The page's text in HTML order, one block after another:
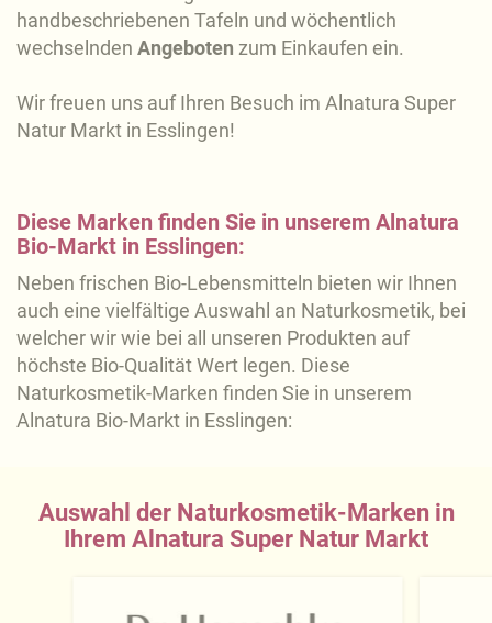
handbeschriebenen Tafeln und wöchentlich
wechselnden Angeboten zum Einkaufen ein.
Wir freuen uns auf Ihren Besuch im Alnatura Super
Natur Markt in Esslingen!
Diese Marken finden Sie in unserem Alnatura
Bio-Markt in Esslingen:
Neben frischen Bio-Lebensmitteln bieten wir Ihnen
auch eine vielfältige Auswahl an Naturkosmetik, bei
welcher wir wie bei all unseren Produkten auf
höchste Bio-Qualität Wert legen. Diese
Naturkosmetik-Marken finden Sie in unserem
Alnatura Bio-Markt in Esslingen:
Auswahl der Naturkosmetik-Marken in
Ihrem Alnatura Super Natur Markt